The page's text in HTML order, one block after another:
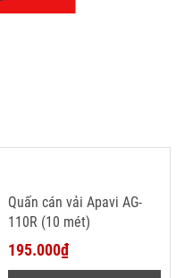
Quấn cán vải Apavi AG-
110R (10 mét)
195.000₫